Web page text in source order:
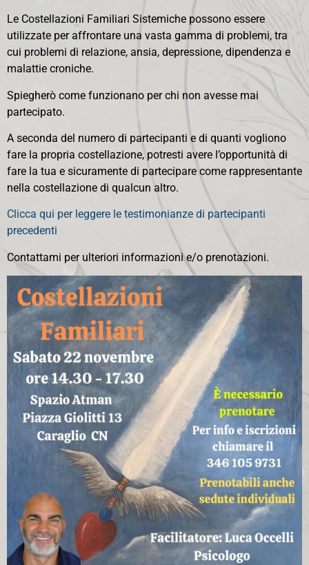
Le Costellazioni Familiari Sistemiche possono essere
utilizzate per affrontare una vasta gamma di problemi, tra
cui problemi di relazione, ansia, depressione, dipendenza e
malattie croniche.
Spiegherò come funzionano per chi non avesse mai
partecipato.
A seconda del numero di partecipanti e di quanti vogliono
fare la propria costellazione, potresti avere l’opportunità di
fare la tua e sicuramente di partecipare come rappresentante
nella costellazione di qualcun altro.
Clicca qui per leggere le testimonianze di partecipanti
precedenti
Contattami per ulteriori informazioni e/o prenotazioni.